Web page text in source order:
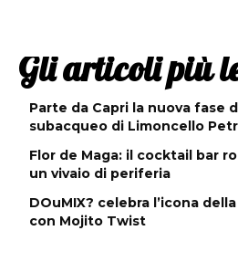
Gli articoli più
Parte da Capri la nuova fase
subacqueo di Limoncello
Flor de Maga: il cocktail bar
un vivaio di periferia
DOuMIX? celebra l’icona
con Mojito Twist